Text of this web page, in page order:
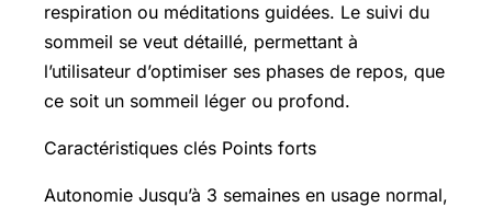
respiration ou méditations guidées. Le suivi du
sommeil se veut détaillé, permettant à
l’utilisateur d’optimiser ses phases de repos, que
ce soit un sommeil léger ou profond.
Caractéristiques clés Points forts
Autonomie Jusqu’à 3 semaines en usage normal,